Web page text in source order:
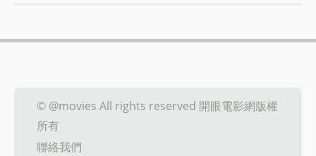
© @movies All rights reserved 開眼電影網版權
所有
聯絡我們